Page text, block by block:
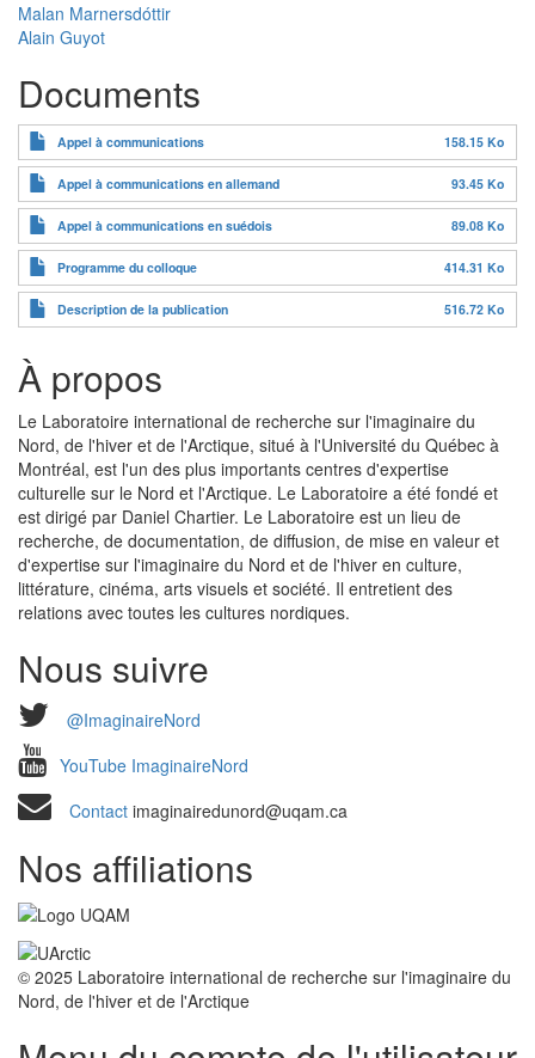
Malan Marnersdóttir
Alain Guyot
Documents
Appel à communications 158.15 Ko
Appel à communications en allemand 93.45 Ko
Appel à communications en suédois 89.08 Ko
Programme du colloque 414.31 Ko
Description de la publication 516.72 Ko
À propos
Le Laboratoire international de recherche sur l'imaginaire du
Nord, de l'hiver et de l'Arctique, situé à l'Université du Québec à
Montréal, est l'un des plus importants centres d'expertise
culturelle sur le Nord et l'Arctique. Le Laboratoire a été fondé et
est dirigé par Daniel Chartier. Le Laboratoire est un lieu de
recherche, de documentation, de diffusion, de mise en valeur et
d'expertise sur l'imaginaire du Nord et de l'hiver en culture,
littérature, cinéma, arts visuels et société. Il entretient des
relations avec toutes les cultures nordiques.
Nous suivre
@ImaginaireNord
YouTube ImaginaireNord
Contact imaginairedunord@uqam.ca
Nos affiliations
© 2025 Laboratoire international de recherche sur l'imaginaire du
Nord, de l'hiver et de l'Arctique